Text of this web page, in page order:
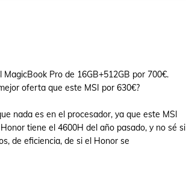
Pro de 16GB+512GB por 700€.
oferta que este MSI por 630€?
nada es en el procesador, ya que este MSI
tiene el 4600H del año pasado, y no sé si
de eficiencia, de si el Honor se